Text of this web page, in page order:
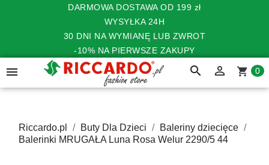
DARMOWA DOSTAWA OD 199 zł
WYSYŁKA 24H
30 DNI NA WYMIANĘ LUB ZWROT
-10% NA PIERWSZE ZAKUPY
 search  shopping_cart 0
Riccardo.pl Buty Dla Dzieci
Baleriny dziecięce
Balerinki MRUGAŁA Luna Rosa Welur 2290/5 44